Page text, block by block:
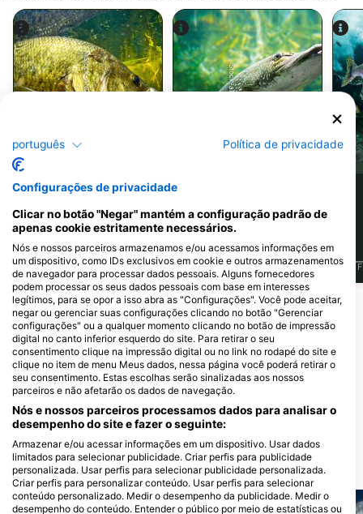
iStock-ANDY_BOWLIN
Robalo
349Avistamentos
J F M A M J J A S O N D
iStock-abadonian
Peixe Pike
J F M A M J J A S O N D F
Centros de Mergulho que atendem a
este Ponto de Mergulho
Diventures North Liberty
1895 West Penn St, 52317 North
Liberty, IA - Estados Unidos
Locais de mergulho próximos
português Política de privacidade
Configurações de privacidade
Clicar no botão "Negar" mantém a configuração padrão de
apenas cookie estritamente necessários.
Nós e nossos parceiros armazenamos e/ou acessamos informações em
um dispositivo, como IDs exclusivos em cookie e outros armazenamentos
de navegador para processar dados pessoais. Alguns fornecedores
podem processar os seus dados pessoais com base em interesses
legítimos, para se opor a isso abra as "Configurações". Você pode aceitar,
negar ou gerenciar suas configurações clicando no botão "Gerenciar
configurações" ou a qualquer momento clicando no botão de impressão
digital no canto inferior esquerdo do site. Para retirar o seu
consentimento clique na impressão digital ou no link no rodapé do site e
clique no item de menu Meus dados, nessa página você poderá retirar o
seu consentimento. Estas escolhas serão sinalizadas aos nossos
parceiros e não afetarão os dados de navegação.
Nós e nossos parceiros processamos dados para analisar o
desempenho do site e fazer o seguinte:
Armazenar e/ou acessar informações em um dispositivo. Usar dados
limitados para selecionar publicidade. Criar perfis para publicidade
personalizada. Usar perfis para selecionar publicidade personalizada.
Criar perfis para personalizar conteúdo. Usar perfis para selecionar
conteúdo personalizado. Medir o desempenho da publicidade. Medir o
desempenho do conteúdo. Entender o público por meio de estatísticas ou